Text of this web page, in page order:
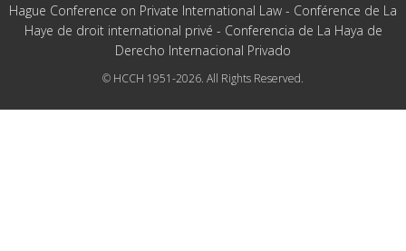
Hague Conference on Private International Law - Conférence de La
Haye de droit international privé - Conferencia de La Haya de
Derecho Internacional Privado
© HCCH 1951-2026. All Rights Reserved.